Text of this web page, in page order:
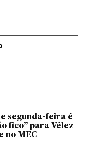
segunda-feira é
fico” para Vélez
no MEC